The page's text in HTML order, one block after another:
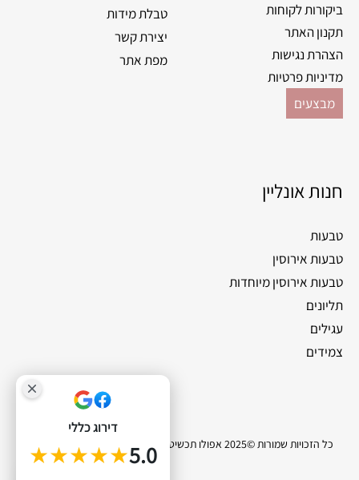
ביקורות לקוחות
תקנון האתר
הצהרת נגישות
מדיניות פרטיות
מבצעים
טבלת מידות
יצירת קשר
מפת אתר
חנות אונליין
טבעות
טבעות אירוסין
טבעות אירוסין מיוחדות
תליונים
עגילים
צמידים
כל הזכויות שמורות ©2025 אפולו תכשיטי יהלומים | סייטלינקס קידום אתרים
דירוג כללי
5.0
★★★★★